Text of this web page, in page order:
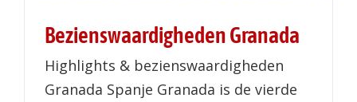
Bezienswaardigheden Granada
Highlights & bezienswaardigheden
Granada Spanje Granada is de vierde